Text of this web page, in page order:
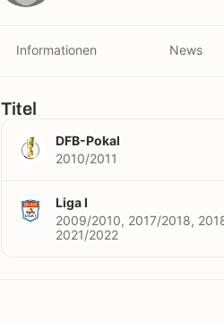
Informationen News
Titel
DFB-Pokal
2010/2011
Liga I
2009/2010, 2017/2018,
2021/2022